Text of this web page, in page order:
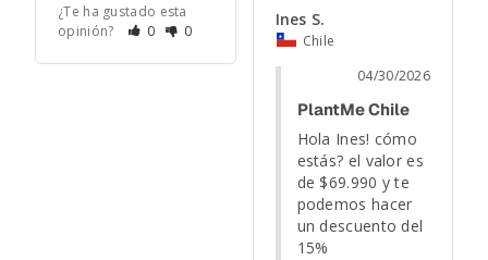
¿Te ha gustado esta
opinión?
0 0
Ines S.
Chile
04/30/2026
PlantMe Chile
Hola Ines! cómo
estás? el valor es
de $69.990 y te
podemos hacer
un descuento del
15%